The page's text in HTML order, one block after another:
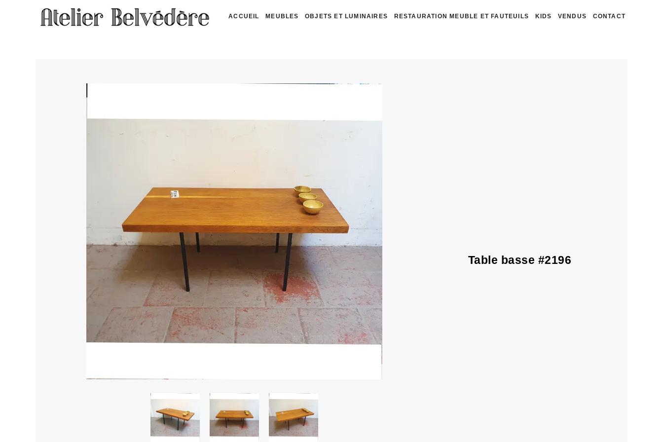
ACCUEIL MEUBLES OBJETS ET LUMINAIRES RESTAURATION MEUBLE ET FAUTEUILS KIDS VENDUS CONTACT
Meubles / Table basse #2196
Table basse #2196